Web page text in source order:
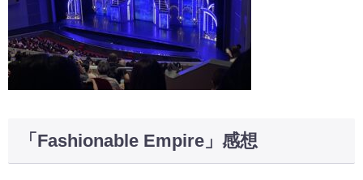
「Fashionable Empire」感想